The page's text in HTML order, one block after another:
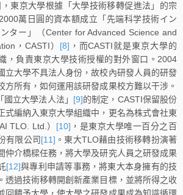
京大學根據「大學技術移轉促進法」的宗
萬日圓的資本額成立「先端科学技術イン
ター」（Center for Advanced Science and
，CASTI） [8] ，而CASTI就是東京大學的
，負責東京大學技術授權的對外窗口。2004
立大學不具法人身份，故校內研發人員的研發
方所有，如何運用該研發成果校方難以干涉。
立大學法人法」 [9]的制定，CASTI保留股份
式編納入東京大學組織中，更名為株式會社東
TLO. Ltd.） [10] ，是東京大學唯一百分之百
有限公司[11] 。東大TLO藉由技術移轉扮演著
仲介橋樑任務，將大學及研究人員之研發成果
[12]與專利申請等事務，將東大本身擁有的技
透過技術移轉開創新產業目標，並將所得之收